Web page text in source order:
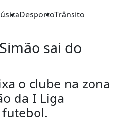
DesportoTrânsito
sai do
o clube na zona
da I Liga